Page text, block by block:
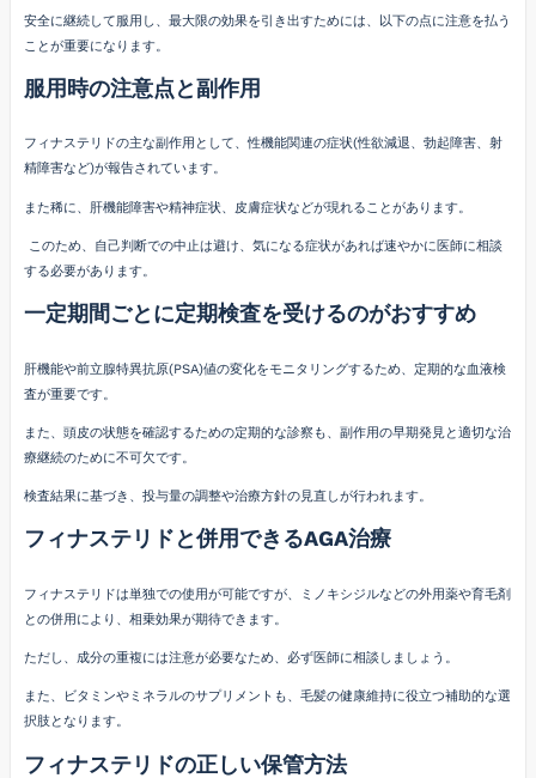
安全に継続して服用し、最大限の効果を引き出すためには、以下の点に注意を払う
ことが重要になります。
服用時の注意点と副作用
フィナステリドの主な副作用として、性機能関連の症状(性欲減退、勃起障害、射
精障害など)が報告されています。
また稀に、肝機能障害や精神症状、皮膚症状などが現れることがあります。
このため、自己判断での中止は避け、気になる症状があれば速やかに医師に相談
する必要があります。
一定期間ごとに定期検査を受けるのがおすすめ
肝機能や前立腺特異抗原(PSA)値の変化をモニタリングするため、定期的な血液検
査が重要です。
また、頭皮の状態を確認するための定期的な診察も、副作用の早期発見と適切な治
療継続のために不可欠です。
検査結果に基づき、投与量の調整や治療方針の見直しが行われます。
フィナステリドと併用できるAGA治療
フィナステリドは単独での使用が可能ですが、ミノキシジルなどの外用薬や育毛剤
との併用により、相乗効果が期待できます。
ただし、成分の重複には注意が必要なため、必ず医師に相談しましょう。
また、ビタミンやミネラルのサプリメントも、毛髪の健康維持に役立つ補助的な選
択肢となります。
フィナステリドの正しい保管方法